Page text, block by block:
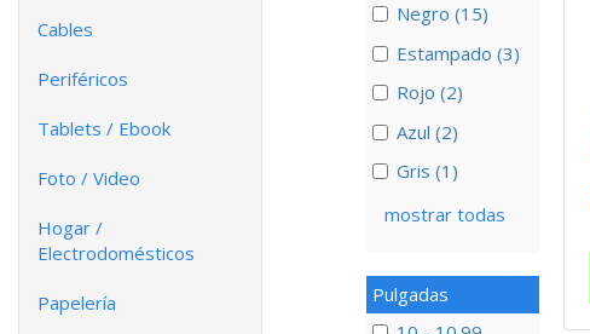
Cables
Periféricos
Tablets / Ebook
Foto / Video
Hogar /
Electrodomésticos
Papelería
Negro (15)
Estampado (3)
Rojo (2)
Azul (2)
Gris (1)
mostrar todas
Pulgadas